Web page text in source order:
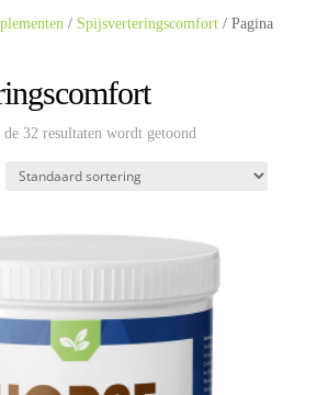
/ Spijsverteringscomfort/ Pagina
de 32 resultaten wordt getoond